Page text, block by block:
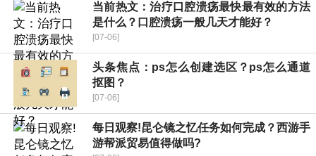
当前热文：治疗口腔溃疡最快最有效的方法
是什么？口腔溃疡一般几天才能好？
[07-06]
头条焦点：ps怎么创建选区？ps怎么通道
抠图？
[07-06]
每日观察!昆仑镜之忆任务如何完成？西游手
游帮派贸易值得做吗?